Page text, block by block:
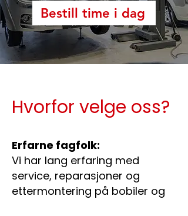
Bestill time i dag
Hvorfor velge oss?
Erfarne fagfolk:
Vi har lang erfaring med
service, reparasjoner og
ettermontering på bobiler og